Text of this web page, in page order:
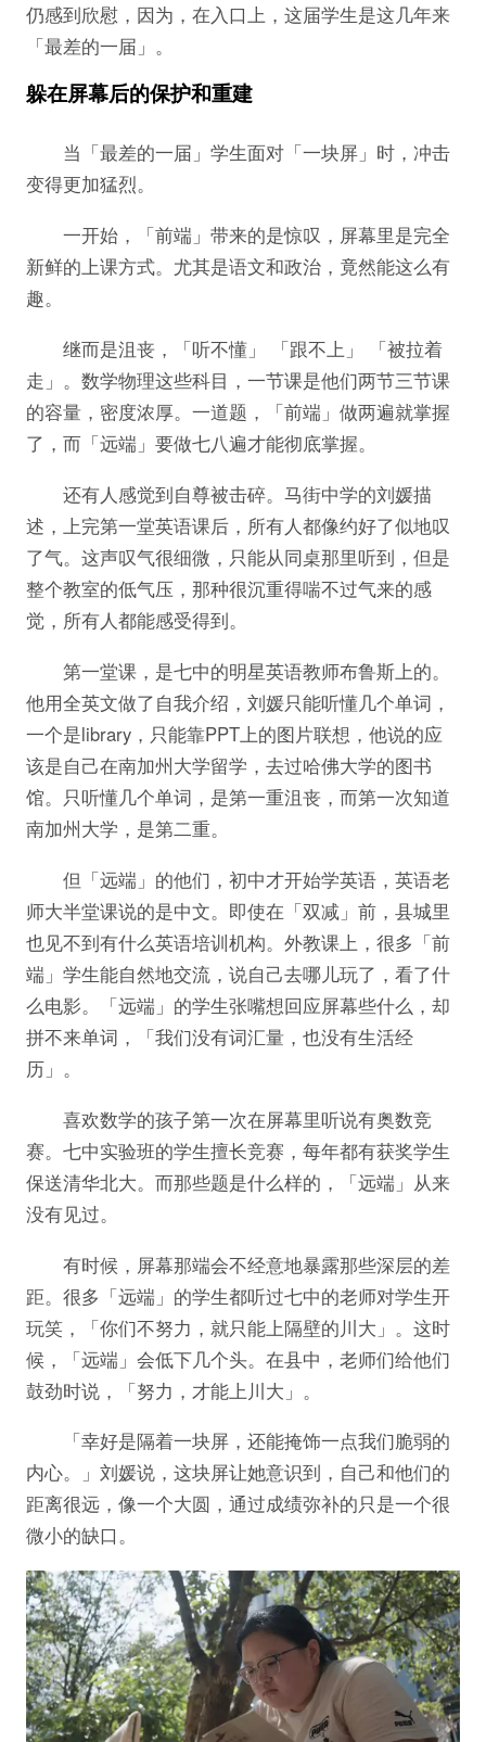
仍感到欣慰，因为，在入口上，这届学生是这几年来
「最差的一届」。
躲在屏幕后的保护和重建
当「最差的一届」学生面对「一块屏」时，冲击
变得更加猛烈。
一开始，「前端」带来的是惊叹，屏幕里是完全
新鲜的上课方式。尤其是语文和政治，竟然能这么有
趣。
继而是沮丧，「听不懂」 「跟不上」 「被拉着
走」。数学物理这些科目，一节课是他们两节三节课
的容量，密度浓厚。一道题，「前端」做两遍就掌握
了，而「远端」要做七八遍才能彻底掌握。
还有人感觉到自尊被击碎。马街中学的刘媛描
述，上完第一堂英语课后，所有人都像约好了似地叹
了气。这声叹气很细微，只能从同桌那里听到，但是
整个教室的低气压，那种很沉重得喘不过气来的感
觉，所有人都能感受得到。
第一堂课，是七中的明星英语教师布鲁斯上的。
他用全英文做了自我介绍，刘媛只能听懂几个单词，
一个是library，只能靠PPT上的图片联想，他说的应
该是自己在南加州大学留学，去过哈佛大学的图书
馆。只听懂几个单词，是第一重沮丧，而第一次知道
南加州大学，是第二重。
但「远端」的他们，初中才开始学英语，英语老
师大半堂课说的是中文。即使在「双减」前，县城里
也见不到有什么英语培训机构。外教课上，很多「前
端」学生能自然地交流，说自己去哪儿玩了，看了什
么电影。「远端」的学生张嘴想回应屏幕些什么，却
拼不来单词，「我们没有词汇量，也没有生活经
历」。
喜欢数学的孩子第一次在屏幕里听说有奥数竞
赛。七中实验班的学生擅长竞赛，每年都有获奖学生
保送清华北大。而那些题是什么样的，「远端」从来
没有见过。
有时候，屏幕那端会不经意地暴露那些深层的差
距。很多「远端」的学生都听过七中的老师对学生开
玩笑，「你们不努力，就只能上隔壁的川大」。这时
候，「远端」会低下几个头。在县中，老师们给他们
鼓劲时说，「努力，才能上川大」。
「幸好是隔着一块屏，还能掩饰一点我们脆弱的
内心。」刘媛说，这块屏让她意识到，自己和他们的
距离很远，像一个大圆，通过成绩弥补的只是一个很
微小的缺口。